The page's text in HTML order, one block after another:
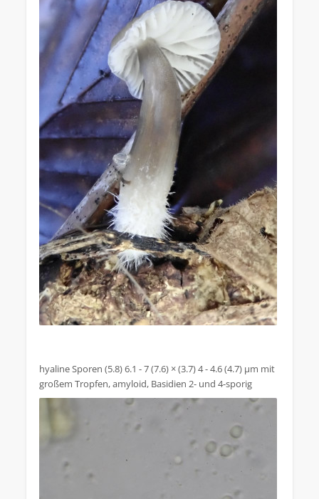
hyaline Sporen (5.8) 6.1 - 7 (7.6) × (3.7) 4 - 4.6 (4.7) µm mit
großem Tropfen, amyloid, Basidien 2- und 4-sporig